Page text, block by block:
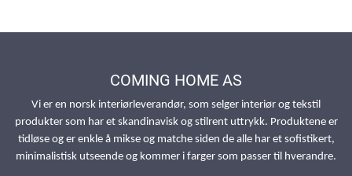
COMING HOME AS
Vi er en norsk interiørleverandør, som selger interiør og tekstil
produkter som har et skandinavisk og stilrent uttrykk. Produktene er
tidløse og er enkle å mikse og matche siden de alle har et sofistikert,
minimalistisk utseende og kommer i farger som passer til hverandre.